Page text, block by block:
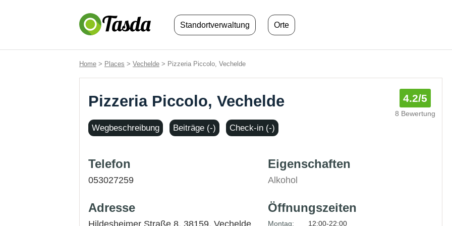
Standortverwaltung Orte
Home > Places > Vechelde > Pizzeria Piccolo, Vechelde
Pizzeria Piccolo, Vechelde 4.2/5
8 Bewertung
Wegbeschreibung Beiträge (-) Check-in (-)
Telefon
053027259
Adresse
Hildesheimer Straße 8, 38159, Vechelde
Eigenschaften
Alkohol
Öffnungszeiten
Montag:
12:00-22:00